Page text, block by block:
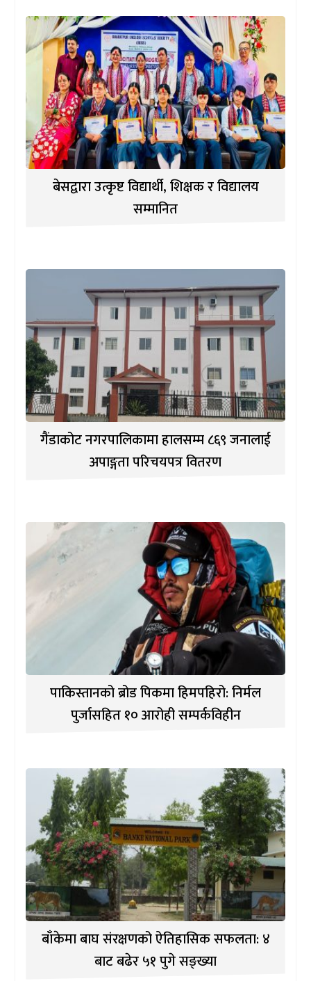
बेसद्वारा उत्कृष्ट विद्यार्थी, शिक्षक र विद्यालय
सम्मानित
गैंडाकोट नगरपालिकामा हालसम्म ८६९ जनालाई
अपाङ्गता परिचयपत्र वितरण
पाकिस्तानको ब्रोड पिकमा हिमपहिरो: निर्मल
पुर्जासहित १० आरोही सम्पर्कविहीन
बाँकेमा बाघ संरक्षणको ऐतिहासिक सफलता: ४
बाट बढेर ५१ पुगे सङ्ख्या